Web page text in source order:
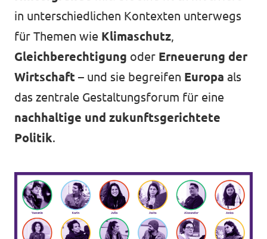
in unterschiedlichen Kontexten unterwegs
für Themen wie Klimaschutz,
Gleichberechtigung oder Erneuerung der
Wirtschaft – und sie begreifen Europa als
das zentrale Gestaltungsforum für eine
nachhaltige und zukunftsgerichtete
Politik.